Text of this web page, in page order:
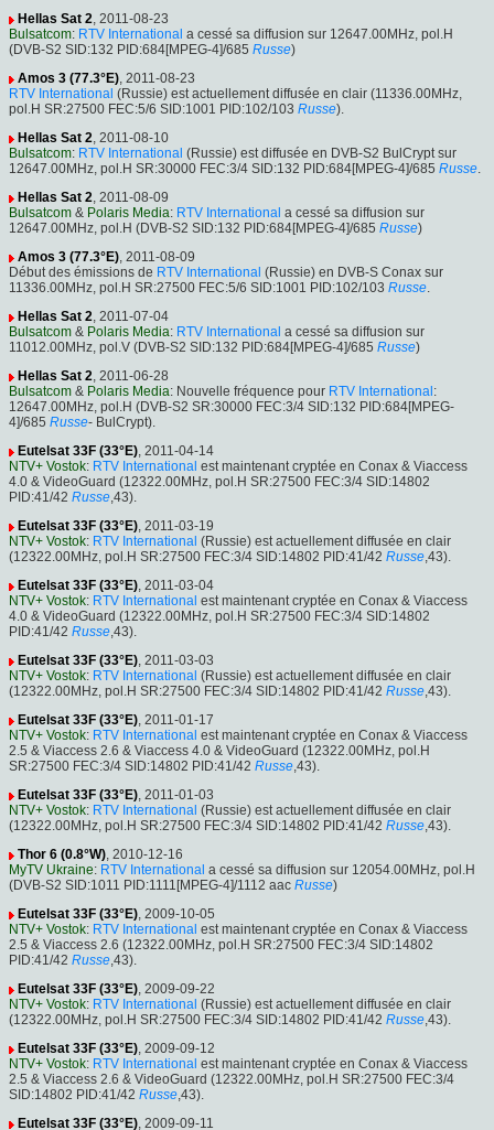
Hellas Sat 2, 2011-08-23
Bulsatcom: RTV International a cessé sa diffusion sur 12647.00MHz, pol.H
(DVB-S2 SID:132 PID:684[MPEG-4]/685 Russe)
Amos 3 (77.3°E), 2011-08-23
RTV International (Russie) est actuellement diffusée en clair (11336.00MHz,
pol.H SR:27500 FEC:5/6 SID:1001 PID:102/103 Russe).
Hellas Sat 2, 2011-08-10
Bulsatcom: RTV International (Russie) est diffusée en DVB-S2 BulCrypt sur
12647.00MHz, pol.H SR:30000 FEC:3/4 SID:132 PID:684[MPEG-4]/685 Russe.
Hellas Sat 2, 2011-08-09
Bulsatcom & Polaris Media: RTV International a cessé sa diffusion sur
12647.00MHz, pol.H (DVB-S2 SID:132 PID:684[MPEG-4]/685 Russe)
Amos 3 (77.3°E), 2011-08-09
Début des émissions de RTV International (Russie) en DVB-S Conax sur
11336.00MHz, pol.H SR:27500 FEC:5/6 SID:1001 PID:102/103 Russe.
Hellas Sat 2, 2011-07-04
Bulsatcom & Polaris Media: RTV International a cessé sa diffusion sur
11012.00MHz, pol.V (DVB-S2 SID:132 PID:684[MPEG-4]/685 Russe)
Hellas Sat 2, 2011-06-28
Bulsatcom & Polaris Media: Nouvelle fréquence pour RTV International :
12647.00MHz, pol.H (DVB-S2 SR:30000 FEC:3/4 SID:132 PID:684[MPEG-
4]/685 Russe- BulCrypt).
Eutelsat 33F (33°E), 2011-04-14
NTV+ Vostok: RTV International est maintenant cryptée en Conax & Viaccess
4.0 & VideoGuard (12322.00MHz, pol.H SR:27500 FEC:3/4 SID:14802
PID:41/42 Russe,43).
Eutelsat 33F (33°E), 2011-03-19
NTV+ Vostok: RTV International (Russie) est actuellement diffusée en clair
(12322.00MHz, pol.H SR:27500 FEC:3/4 SID:14802 PID:41/42 Russe,43).
Eutelsat 33F (33°E), 2011-03-04
NTV+ Vostok: RTV International est maintenant cryptée en Conax & Viaccess
4.0 & VideoGuard (12322.00MHz, pol.H SR:27500 FEC:3/4 SID:14802
PID:41/42 Russe,43).
Eutelsat 33F (33°E), 2011-03-03
NTV+ Vostok: RTV International (Russie) est actuellement diffusée en clair
(12322.00MHz, pol.H SR:27500 FEC:3/4 SID:14802 PID:41/42 Russe,43).
Eutelsat 33F (33°E), 2011-01-17
NTV+ Vostok: RTV International est maintenant cryptée en Conax & Viaccess
2.5 & Viaccess 2.6 & Viaccess 4.0 & VideoGuard (12322.00MHz, pol.H
SR:27500 FEC:3/4 SID:14802 PID:41/42 Russe,43).
Eutelsat 33F (33°E), 2011-01-03
NTV+ Vostok: RTV International (Russie) est actuellement diffusée en clair
(12322.00MHz, pol.H SR:27500 FEC:3/4 SID:14802 PID:41/42 Russe,43).
Thor 6 (0.8°W), 2010-12-16
MyTV Ukraine: RTV International a cessé sa diffusion sur 12054.00MHz, pol.H
(DVB-S2 SID:1011 PID:1111[MPEG-4]/1112 aac Russe)
Eutelsat 33F (33°E), 2009-10-05
NTV+ Vostok: RTV International est maintenant cryptée en Conax & Viaccess
2.5 & Viaccess 2.6 (12322.00MHz, pol.H SR:27500 FEC:3/4 SID:14802
PID:41/42 Russe,43).
Eutelsat 33F (33°E), 2009-09-22
NTV+ Vostok: RTV International (Russie) est actuellement diffusée en clair
(12322.00MHz, pol.H SR:27500 FEC:3/4 SID:14802 PID:41/42 Russe,43).
Eutelsat 33F (33°E), 2009-09-12
NTV+ Vostok: RTV International est maintenant cryptée en Conax & Viaccess
2.5 & Viaccess 2.6 & VideoGuard (12322.00MHz, pol.H SR:27500 FEC:3/4
SID:14802 PID:41/42 Russe,43).
Eutelsat 33F (33°E), 2009-09-11